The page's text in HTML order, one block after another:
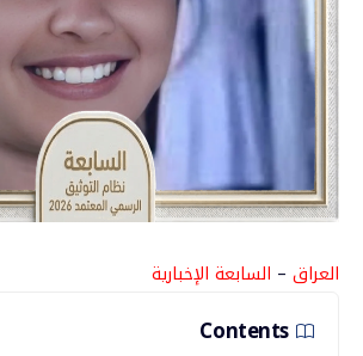
العراق – السابعة الإخبارية
Contents